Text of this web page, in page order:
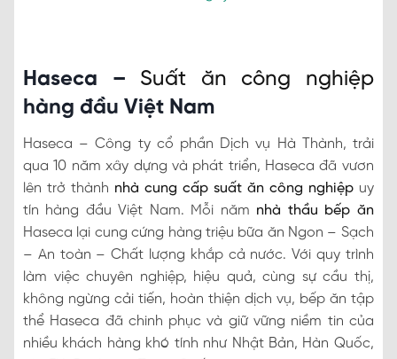
Haseca – Suất ăn công nghiệp
hàng đầu Việt Nam
Haseca – Công ty cổ phần Dịch vụ Hà Thành, trải
qua 10 năm xây dựng và phát triển, Haseca đã vươn
lên trở thành nhà cung cấp suất ăn công nghiệpuy
tín hàng đầu Việt Nam. Mỗi năm nhà thầu bếp ăn
Haseca lại cung cứng hàng triệu bữa ăn Ngon – Sạch
– An toàn – Chất lượng khắp cả nước. Với quy trình
làm việc chuyên nghiệp, hiệu quả, cùng sự cầu thị,
không ngừng cải tiến, hoàn thiện dịch vụ, bếp ăn tập
thể Haseca đã chinh phục và giữ vững niềm tin của
nhiều khách hàng khó tính như Nhật Bản, Hàn Quốc,